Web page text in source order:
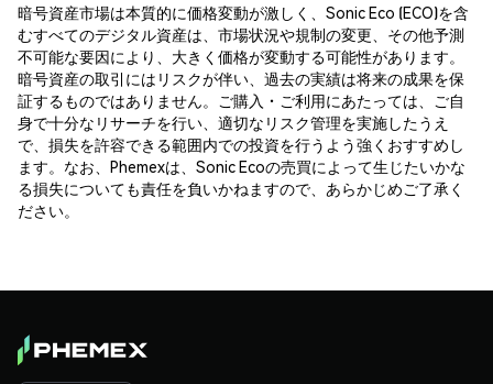
暗号資産市場は本質的に価格変動が激しく、Sonic Eco (ECO)を含
むすべてのデジタル資産は、市場状況や規制の変更、その他予測
不可能な要因により、大きく価格が変動する可能性があります。
暗号資産の取引にはリスクが伴い、過去の実績は将来の成果を保
証するものではありません。ご購入・ご利用にあたっては、ご自
身で十分なリサーチを行い、適切なリスク管理を実施したうえ
で、損失を許容できる範囲内での投資を行うよう強くおすすめし
ます。なお、Phemexは、Sonic Ecoの売買によって生じたいかな
る損失についても責任を負いかねますので、あらかじめご了承く
ださい。